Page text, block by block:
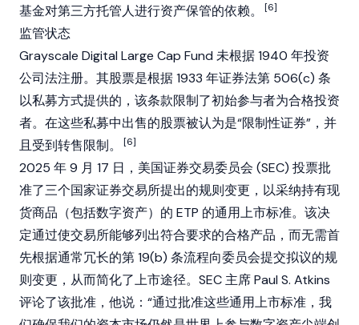
基金对第三方托管人进行资产保管的依赖。
[6]
监管状态
Grayscale Digital Large Cap Fund 未根据 1940 年投资
公司法注册。其股票是根据 1933 年证券法第 506(c) 条
以私募方式提供的，该条款限制了初始参与者为合格投资
者。在这些私募中出售的股票被认为是“限制性证券”，并
且受到转售限制。
[6]
2025 年 9 月 17 日，美国证券交易委员会 (SEC) 投票批
准了三个国家证券交易所提出的规则变更，以采纳持有现
货商品（包括数字资产）的 ETP 的通用上市标准。该决
定通过使交易所能够列出符合要求的合格产品，而无需首
先根据通常冗长的第 19(b) 条流程向委员会提交拟议的规
则变更，从而简化了上市途径。SEC 主席 Paul S. Atkins
评论了该批准，他说：“通过批准这些通用上市标准，我